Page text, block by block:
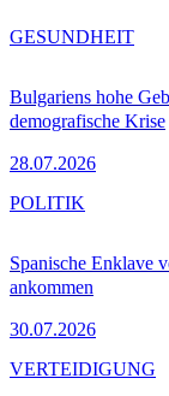
Bulgariens hohe
demografische Krise
28.07.2026
GESUNDHEIT
Spanische Enklave
ankommen
30.07.2026
POLITIK
VERTEIDIGUNG